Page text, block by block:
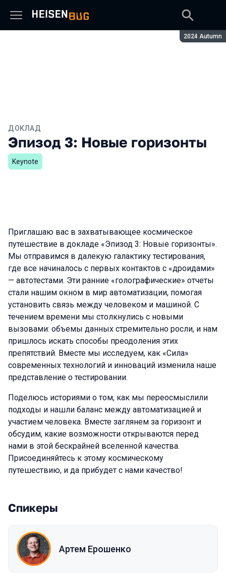
Сезон:
2024 Autumn
ДОКЛАД
Эпизод 3: Новые горизонты
Keynote
Приглашаю вас в захватывающее космическое
путешествие в докладе «Эпизод 3: Новые горизонты».
Мы отправимся в далекую галактику тестирования,
где все начиналось с первых контактов с «дроидами»
— автотестами. Эти ранние «голографические» отчеты
стали нашим окном в мир автоматизации, помогая
установить связь между человеком и машиной. С
течением времени мы столкнулись с новыми
вызовами: объемы данных стремительно росли, и нам
пришлось искать способы преодоления этих
препятствий. Вместе мы исследуем, как «Сила»
современных технологий и инноваций изменила наше
представление о тестировании.
Поделюсь историями о том, как мы переосмыслили
подходы и нашли баланс между автоматизацией и
участием человека. Вместе заглянем за горизонт и
обсудим, какие возможности открываются перед
нами в этой бескрайней вселенной качества.
Присоединяйтесь к этому космическому
путешествию, и да прибудет с нами качество!
Спикеры
Артем Ерошенко